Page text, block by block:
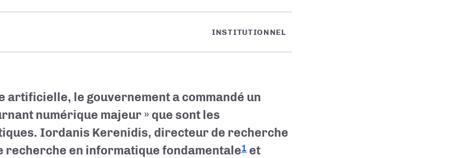
INSTITUTIONNEL
artificielle, le gouvernement a commandé un
numérique majeur » que sont les
Iordanis Kerenidis, directeur de recherche
recherche en informatique fondamentale1et